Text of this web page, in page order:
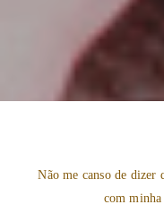
Não me canso de dizer
com